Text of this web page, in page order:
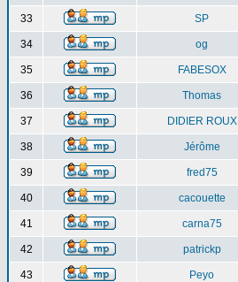
33 SP
34 og
35 FABESOX
36 Thomas
37 DIDIER ROUX
38 Jérôme
39 fred75
40 cacouette
41 carna75
42 patrickp
43 Peyo